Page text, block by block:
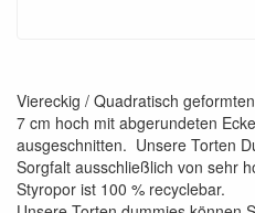
Viereckig / Quadratisch
7 cm hoch mit abgerundeten
ausgeschnitten. Unsere Torten
Sorgfalt ausschließlich von sehr
Styropor ist 100 % recyclebar.